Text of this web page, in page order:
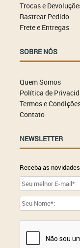
Trocas e
Rastrear Pedido
Frete e Entregas
SOBRE NÓS
Quem Somos
Política de
Termos e
Contato
NEWSLETTER
Receba as